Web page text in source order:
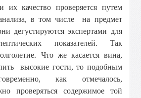
их качество проверяется путем
в том числе на предмет
дегустируются экспертами для
показателей. Так
Что же касается вина,
высокие гости, то подобным
как отмечалось,
проверяться содержимое той